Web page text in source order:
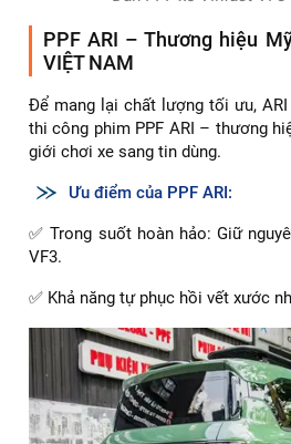
PPF ARI – Thương hiệu
VIỆT NAM
Để mang lại chất lượng tối ưu,
thi công phim PPF ARI – thương
giới chơi xe sang tin dùng.